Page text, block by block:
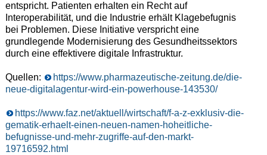
entspricht. Patienten erhalten ein Recht auf
Interoperabilität, und die Industrie erhält Klagebefugnis
bei Problemen. Diese Initiative verspricht eine
grundlegende Modernisierung des Gesundheitssektors
durch eine effektivere digitale Infrastruktur.
Quellen:
https://www.pharmazeutische-zeitung.de/die-
neue-digitalagentur-wird-ein-powerhouse-143530/
https://www.faz.net/aktuell/wirtschaft/f-a-z-exklusiv-die-
gematik-erhaelt-einen-neuen-namen-hoheitliche-
befugnisse-und-mehr-zugriffe-auf-den-markt-
19716592.html